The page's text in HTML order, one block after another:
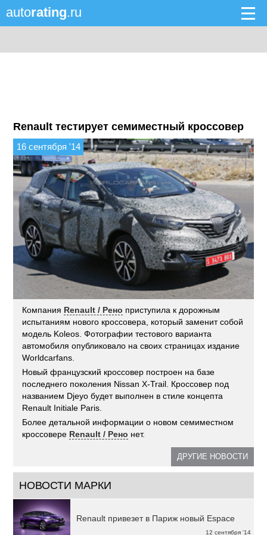
autorating.ru
Renault тестирует семиместный кроссовер
16 сентября '14
Компания Renault / Рено приступила к дорожным
испытаниям нового кроссовера, который заменит собой
модель Koleos. Фотографии тестового варианта
автомобиля опубликовало на своих страницах издание
Worldcarfans.
Новый французский кроссовер построен на базе
последнего поколения Nissan X-Trail. Кроссовер под
названием Djeyo будет выполнен в стиле концепта
Renault Initiale Paris.
Более детальной информации о новом семиместном
кроссовере Renault / Рено нет.
ДРУГИЕ НОВОСТИ
НОВОСТИ МАРКИ
12 сентября '14
Renault привезет в Париж новый Espace